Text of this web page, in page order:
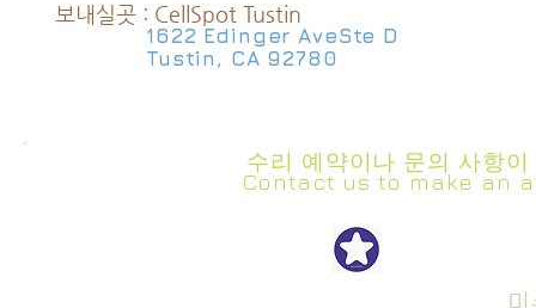
보내실곳 : CellSpot Tustin
1622 Edinger AveSte D
Tustin, CA 92780
수리 예약이나 문의 사항
Contact us to make an